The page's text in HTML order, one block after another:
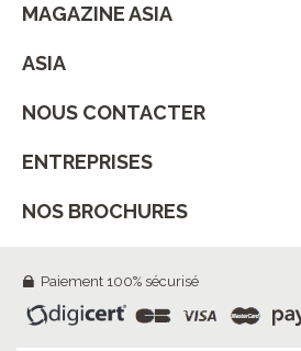
MAGAZINE ASIA
ASIA
NOUS CONTACTER
ENTREPRISES
NOS BROCHURES
Paiement 100% sécurisé